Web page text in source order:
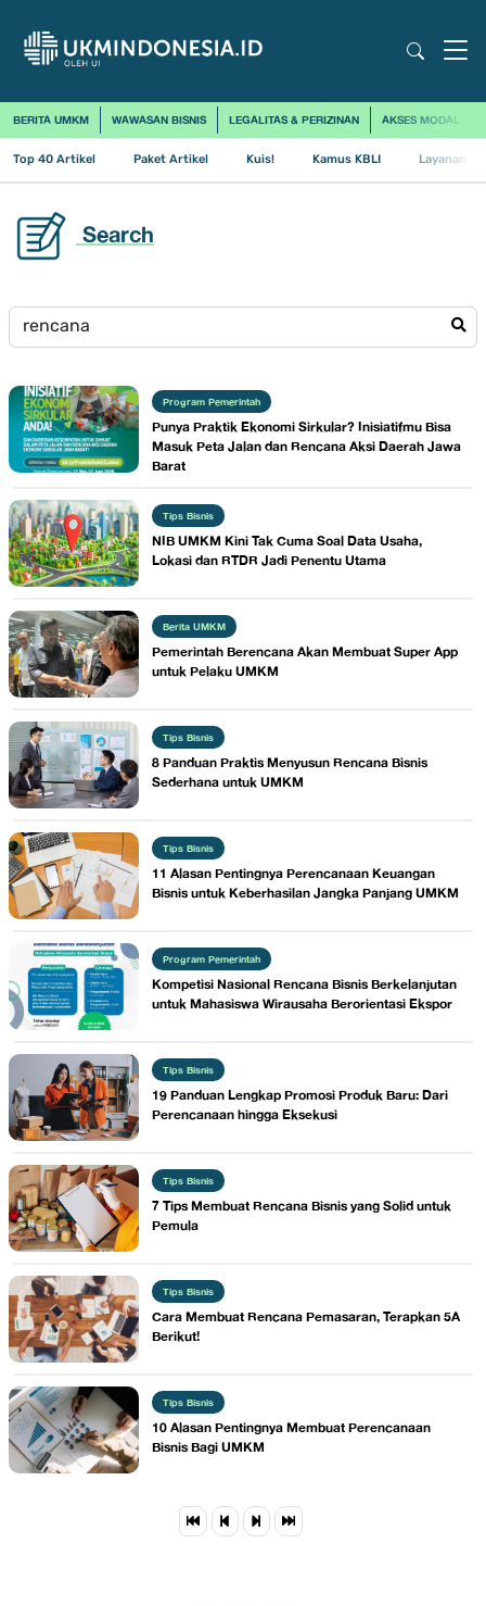
BERITA UMKM WAWASAN BISNIS LEGALITAS & PERIZINAN AKSES MODAL
Top 40 Artikel Paket Artikel Kuis! Kamus KBLI Layanan
Search
Program Pemerintah
Punya Praktik Ekonomi Sirkular? Inisiatifmu Bisa
Masuk Peta Jalan dan Rencana Aksi Daerah Jawa
Barat
Tips Bisnis
NIB UMKM Kini Tak Cuma Soal Data Usaha,
Lokasi dan RTDR Jadi Penentu Utama
Berita UMKM
Pemerintah Berencana Akan Membuat Super App
untuk Pelaku UMKM
Tips Bisnis
8 Panduan Praktis Menyusun Rencana Bisnis
Sederhana untuk UMKM
Tips Bisnis
11 Alasan Pentingnya Perencanaan Keuangan
Bisnis untuk Keberhasilan Jangka Panjang UMKM
Program Pemerintah
Kompetisi Nasional Rencana Bisnis Berkelanjutan
untuk Mahasiswa Wirausaha Berorientasi Ekspor
Tips Bisnis
19 Panduan Lengkap Promosi Produk Baru: Dari
Perencanaan hingga Eksekusi
Tips Bisnis
7 Tips Membuat Rencana Bisnis yang Solid untuk
Pemula
Tips Bisnis
Cara Membuat Rencana Pemasaran, Terapkan 5A
Berikut!
Tips Bisnis
10 Alasan Pentingnya Membuat Perencanaan
Bisnis Bagi UMKM